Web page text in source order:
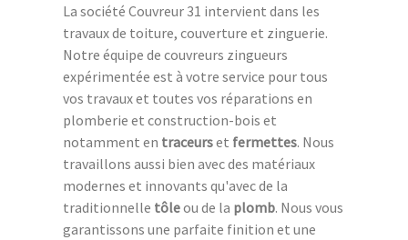
La société Couvreur 31 intervient dans les
travaux de toiture, couverture et zinguerie.
Notre équipe de couvreurs zingueurs
expérimentée est à votre service pour tous
vos travaux et toutes vos réparations en
plomberie et construction-bois et
notamment en traceurset fermettes. Nous
travaillons aussi bien avec des matériaux
modernes et innovants qu'avec de la
traditionnelle tôleou de la plomb. Nous vous
garantissons une parfaite finition et une